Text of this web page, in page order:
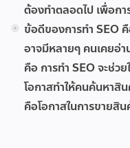
ต้องทำตลอดไป เพื่อก
ข้อดีของการทำ SEO คื
อาจมีหลายๆ คนเคยอ่
คือ การทำ SEO จะช่ว
โอกาสทำให้คนค้นหาสิ
คือโอกาสในการขายสิ